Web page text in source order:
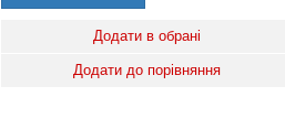
Додати в обрані
Додати до порівняння